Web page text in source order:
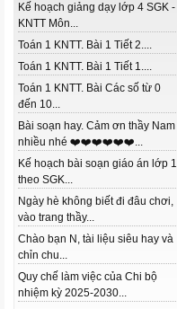
Kế hoạch giảng dạy lớp 4 SGK -
KNTT Môn...
Toán 1 KNTT. Bài 1 Tiết 2....
Toán 1 KNTT. Bài 1 Tiết 1....
Toán 1 KNTT. Bài Các số từ 0
đến 10...
Bài soạn hay. Cảm ơn thầy Nam
nhiều nhé ❤️❤️❤️❤️❤️❤️...
Kế hoạch bài soạn giáo án lớp 1
theo SGK...
Ngày hè không biết đi đâu chơi,
vào trang thầy...
Chào bạn N, tài liệu siêu hay và
chỉn chu...
Quy chế làm việc của Chi bộ
nhiệm kỳ 2025-2030...